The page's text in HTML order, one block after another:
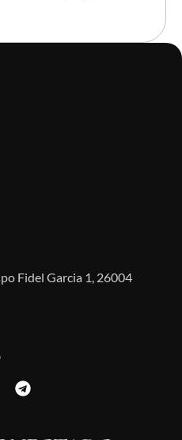
Fidel Garcia 1, 26004